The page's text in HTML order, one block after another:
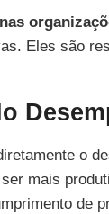
Eles são
o
mais
de